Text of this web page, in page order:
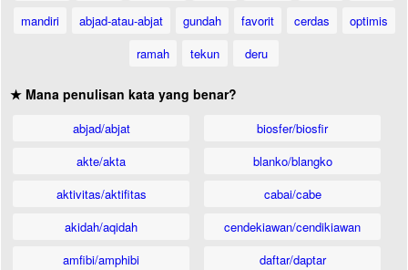
mandiri
abjad-atau-abjat gundah favorit cerdas
optimis
ramah
tekun deru
★ Mana penulisan kata yang benar?
abjad/abjat
akte/akta
aktivitas/aktifitas
akidah/aqidah
amfibi/amphibi
biosfer/biosfir
blanko/blangko
cabai/cabe
cendekiawan/cendikiawan
daftar/daptar